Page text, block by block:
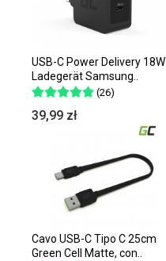
USB-C Power Delivery 18W
Ladegerät Samsung..
(26)
39,99 zł
Cavo USB-C Tipo C 25cm
Green Cell Matte, con..